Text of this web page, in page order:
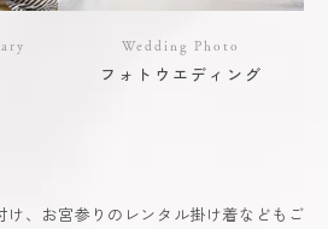
Wedding Photo
フォトウエディング
け、お宮参りのレンタル掛け着などもご